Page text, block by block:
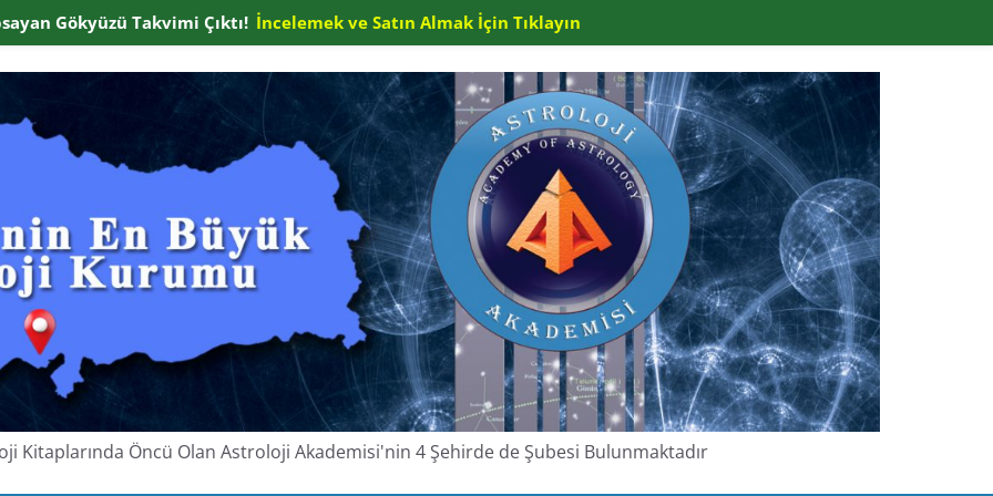
Kitaplarında Öncü Olan Astroloji Akademisi'nin 4 Şehirde de Şubesi Bulunmaktadır
Gökyüzü Takvimi Çıktı! İncelemek ve Satın Almak İçin Tıklayın